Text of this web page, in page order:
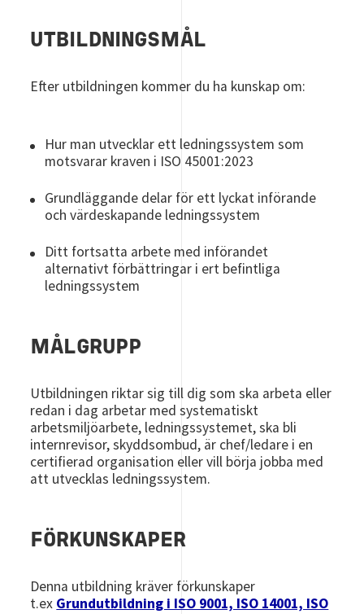
UTBILDNINGSMÅL
Efter utbildningen kommer du ha kunskap om:
Hur man utvecklar ett ledningssystem som
motsvarar kraven i ISO 45001:2023
Grundläggande delar för ett lyckat införande
och värdeskapande ledningssystem
Ditt fortsatta arbete med införandet
alternativt förbättringar i ert befintliga
ledningssystem
MÅLGRUPP
Utbildningen riktar sig till dig som ska arbeta eller
redan i dag arbetar med systematiskt
arbetsmiljöarbete, ledningssystemet, ska bli
internrevisor, skyddsombud, är chef/ledare i en
certifierad organisation eller vill börja jobba med
att utvecklas ledningssystem.
FÖRKUNSKAPER
Denna utbildning kräver förkunskaper
t.ex Grundutbildning i ISO 9001, ISO 14001, ISO